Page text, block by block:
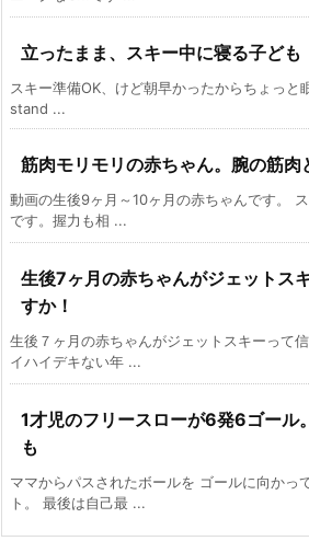
立ったまま、スキー中に寝る子ども
スキー準備OK、けど朝早かったからちょっと
stand ...
筋肉モリモリの赤ちゃん。腕の筋肉
動画の生後9ヶ月～10ヶ月の赤ちゃんです。
です。握力も相 ...
生後7ヶ月の赤ちゃんがジェットス
すか！
生後７ヶ月の赤ちゃんがジェットスキーって
イハイデキない年 ...
1才児のフリースローが6発6ゴール
も
ママからパスされたボールを ゴールに向かっ
ト。 最後は自己最 ...